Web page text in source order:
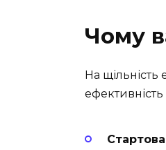
Чому
На щільність